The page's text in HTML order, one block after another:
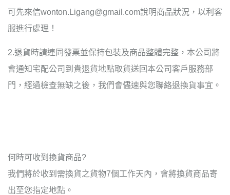
可先來信wonton.Ligang@gmail.com說明商品狀況，以利客
服進行處理！
2.退貨時請連同發票並保持包裝及商品整體完整，本公司將
會通知宅配公司到貴退貨地點取貨送回本公司客戶服務部
門，經過檢查無缺之後，我們會儘速與您聯絡退換貨事宜。
何時可收到換貨商品?
我們將於收到需換貨之貨物7個工作天內，會將換貨商品寄
出至您指定地點。